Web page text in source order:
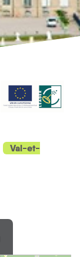
Val-et-